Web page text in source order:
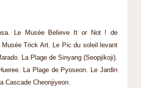
Le Musée Believe It or Not ! de
Musée Trick Art. Le Pic du soleil levant
La Plage de Sinyang (Seopjikoji).
La Plage de Pyoseon. Le Jardin
Cascade Cheonjiyeon.